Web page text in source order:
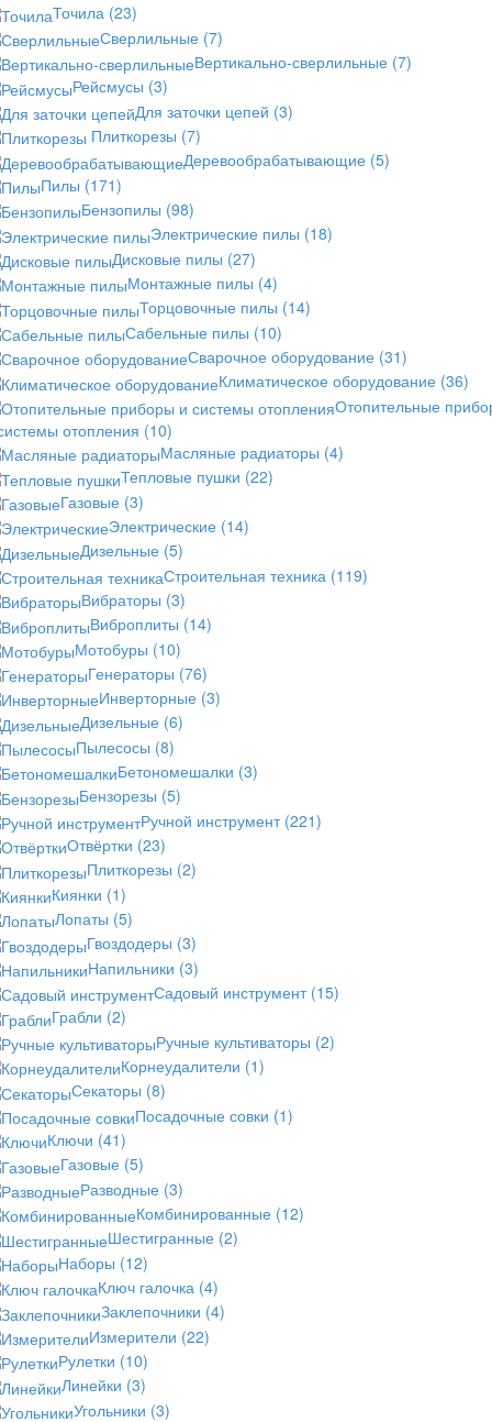
Точила (23)
Сверлильные (7)
Вертикально-сверлильные (7)
Рейсмусы (3)
Для заточки цепей (3)
Плиткорезы (7)
Деревообрабатывающие (5)
Пилы (171)
Бензопилы (98)
Электрические пилы (18)
Дисковые пилы (27)
Монтажные пилы (4)
Торцовочные пилы (14)
Сабельные пилы (10)
Сварочное оборудование (31)
Климатическое оборудование (36)
Отопительные
отопления (10)
Масляные радиаторы (4)
Тепловые пушки (22)
Газовые (3)
Электрические (14)
Дизельные (5)
Строительная техника (119)
Вибраторы (3)
Виброплиты (14)
Мотобуры (10)
Генераторы (76)
Инверторные (3)
Дизельные (6)
Пылесосы (8)
Бетономешалки (3)
Бензорезы (5)
Ручной инструмент (221)
Отвёртки (23)
Плиткорезы (2)
Киянки (1)
Лопаты (5)
Гвоздодеры (3)
Напильники (3)
Садовый инструмент (15)
Грабли (2)
Ручные культиваторы (2)
Корнеудалители (1)
Секаторы (8)
Посадочные совки (1)
Ключи (41)
Газовые (5)
Разводные (3)
Комбинированные (12)
Шестигранные (2)
Наборы (12)
Ключ галочка (4)
Заклепочники (4)
Измерители (22)
Рулетки (10)
Линейки (3)
Угольники (3)